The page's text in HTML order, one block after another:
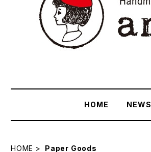
HOME NEWS
HOME Paper Goods